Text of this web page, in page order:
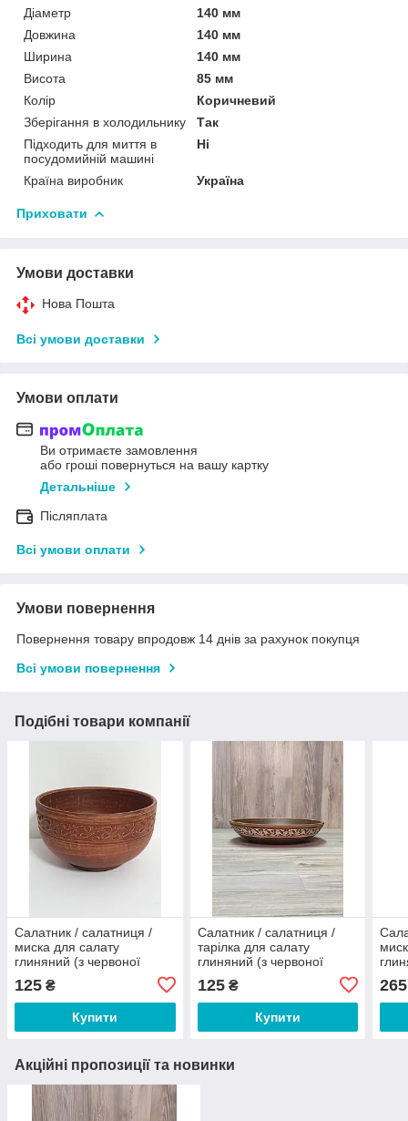
Діаметр
140 мм
Довжина
140 мм
Ширина
140 мм
Висота
85 мм
Колір
Коричневий
Зберігання в холодильнику
Так
Підходить для миття в
посудомийній машині
Ні
Країна виробник Україна
Приховати
Умови доставки
Нова Пошта
Всі умови доставки
Умови оплати
Ви отримаєте замовлення
або гроші повернуться на вашу картку
Детальніше
Післяплата
Всі умови оплати
Умови повернення
Повернення товару впродовж 14 днів за рахунок покупця
Всі умови повернення
Подібні товари компанії
Салатник / салатниця /
миска для салату
глиняний (з червоної
125 ₴
Купити
Салатник / салатниця /
тарілка для салату
глиняний (з червоної
125₴
Купити
265
Акційні пропозиції та новинки